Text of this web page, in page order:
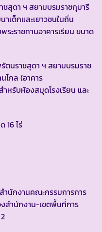
ดา ฯ สยามบรมราชกุมารี
าเด็กและเยาวชนในถิ่น
ะราชทานอาคารเรียน ขนาด
นราชสุดา ฯ สยามบรมราช
ไกล (อาคาร
หรับห้องสมุดโรงเรียน และ
ไร่
กงานคณะกรรมการการ
ำนักงาน-เขตพื้นที่การ